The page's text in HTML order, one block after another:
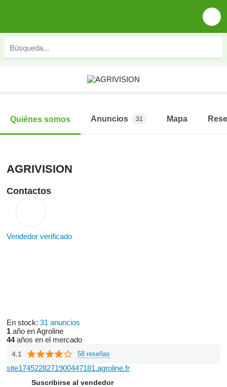
Quiénes somos Anuncios 31 Mapa
AGRIVISION
Contactos
Vendedor verificado
En stock: 31 anuncios
1 año en Agroline
44años en el mercado
4.1 58 reseñas
site1745228271900447181.agroline.fr
Suscribirse al vendedor